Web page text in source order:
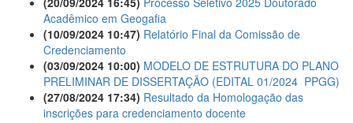
Acadêmico em Geogafia
(10/09/2024 10:47) Relatório Final da Comissão de
Credenciamento
(03/09/2024 10:00) MODELO DE ESTRUTURA DO PLANO
PRELIMINAR DE DISSERTAÇÃO (EDITAL 01/2024  PPGG)
(27/08/2024 17:34) Resultado da Homologação das
inscrições para credenciamento docente